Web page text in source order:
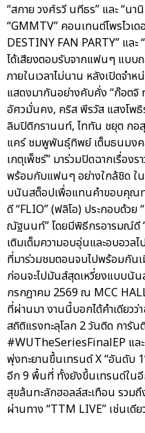
“สกาย วงศ์รวี นทีธร” และ “น
“GMMTV” คอนเทนต์โพรไวเ
DESTINY FAN PARTY” และ
ได้เสียงตอบรับจากแฟนๆ แบบ
ภายในเวลาไม่นาน หลังเปิดจ
แสดงมากันอย่างคับคั่ง “ก๊อต
อัศวมั่นคง, คริส พีรวัส แสงโพ
ลิมปิติกรานนท์, ไททัน ชยุต กอ
แคร์ ชมพูพันธุ์ทิพย์ เต็มธนมงค
เกตุเพ็ชร์” มาร่วมปิดฉากเรื่อง
พร้อมกับแฟนๆ อย่างใกล้ชิด ใ
บนันสต็อปเพื่อแทนคำขอบคุณ
ดี “FLIO” (ฟลิโอ) ประกอบด้
ณัฐนนท์” โดยมีพิธีกรอารมณ์ดี “
เติมเต็มความอบอุ่นและอบอว
ที่มาร่วมชมตอนจบไปพร้อมกัน
ก่อนจะไปมันส์สุดเหวี่ยงแบบนั
กรกฎาคม 2569 ณ MCC
ที่ผ่านมา งานนี้บอกได้คำเดียวว่
สถิติแรงทะลุโลก 2 วันติด การั
#WUTheSeriesFinalEP แ
พุ่งทะยานขึ้นเทรนด์ X “อันดับ
อีก 9 พื้นที่ ทั้งยังขึ้นเทรนด์ในอี
สุขล้นทะลักฮอลล์สะเทือน รว
ผ่านทาง “TTM LIVE” เช่นเดี